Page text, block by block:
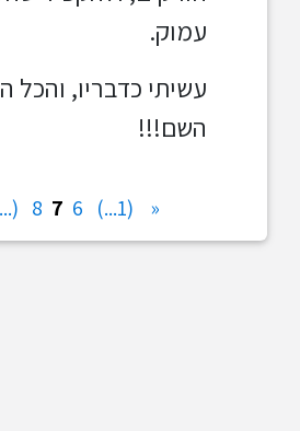
עמוק.
עשיתי כדבריו, והכל
השם!!!
«
(1...)
6
7
8
(...9)